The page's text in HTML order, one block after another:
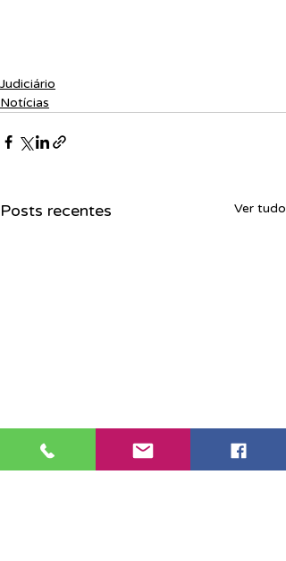
Judiciário
Notícias
Posts recentes Ver tudo